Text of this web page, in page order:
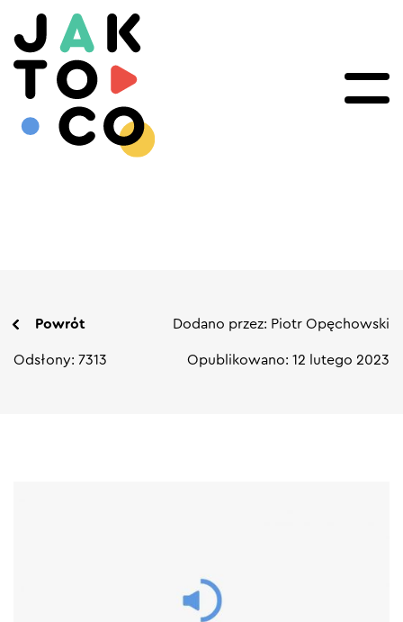
Powrót Dodano przez: Piotr Opęchowski
Odsłony: 7313 Opublikowano: 12 lutego 2023